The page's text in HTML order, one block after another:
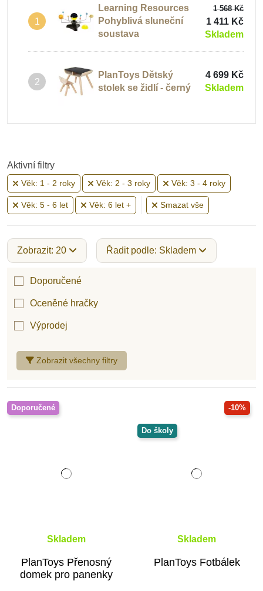
1
Learning Resources
Pohyblivá sluneční
soustava
1 568 Kč
1 411 Kč
Skladem
2
PlanToys Dětský
stolek se židlí - černý
4 699 Kč
Skladem
Aktivní filtry
Věk: 1 - 2 roky Věk: 2 - 3 roky Věk: 3 - 4 roky
Věk: 5 - 6 let Věk: 6 let + Smazat vše
Zobrazit: 20 Řadit podle: Skladem
Zobrazit všechny filtry
Doporučené
Oceněné hračky
Výprodej
Doporučené
Skladem
PlanToys Přenosný
domek pro panenky
-10%
Do školy
Skladem
PlanToys Fotbálek